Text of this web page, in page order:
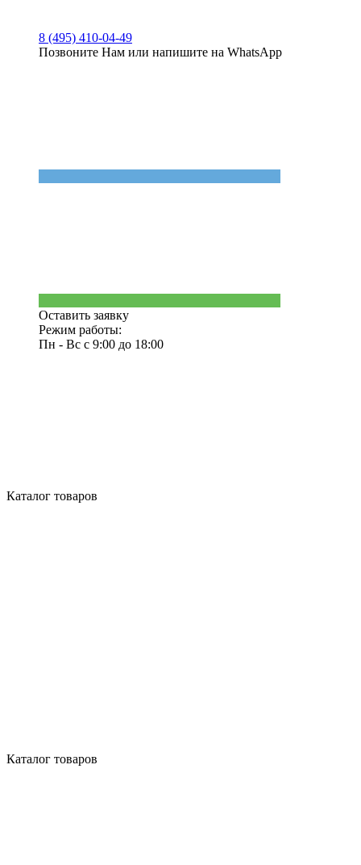
8 (495) 410-04-49
Позвоните Нам или напишите на WhatsApp
Оставить заявку
Режим работы:
Пн - Вс с 9:00 до 18:00
Каталог товаров
Каталог товаров